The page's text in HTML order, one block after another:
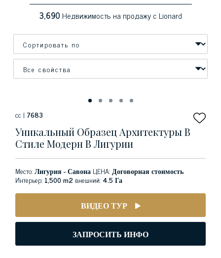
3,690Недвижимость на продажу с Lionard
сс | 7683
Уникальный Образец Архитектуры В
Стиле Модерн В Лигурии
Место:Лигурия - Савона ЦЕНА:Договорная стоимость
Интерьер: 1,500 m2 внешний: 4.5 Га
ВИДЕО ТУР
ЗАПРОСИТЬ ИНФО